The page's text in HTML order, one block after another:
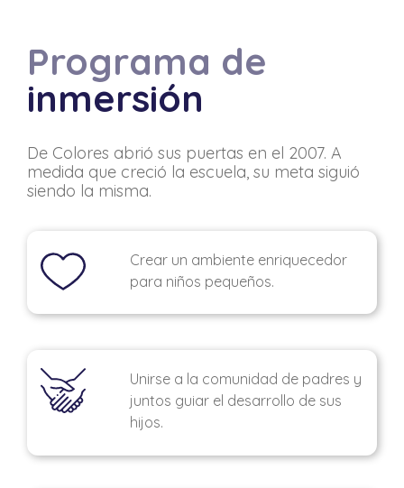
Programa de
inmersión
De Colores abrió sus puertas en el 2007. A
medida que creció la escuela, su meta siguió
siendo la misma.
Crear un ambiente enriquecedor
para niños pequeños.
Unirse a la comunidad de padres y
juntos guiar el desarrollo de sus
hijos.